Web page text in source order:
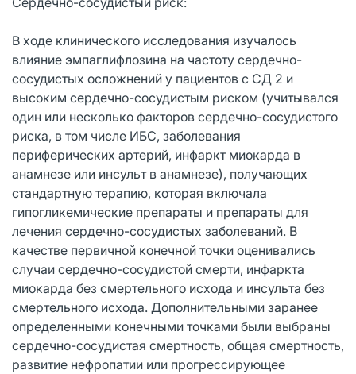
В ходе клинического исследования изучалось
влияние эмпаглифлозина на частоту сердечно-
сосудистых осложнений у пациентов с СД 2 и
высоким сердечно-сосудистым риском (учитывался
один или несколько факторов сердечно-сосудистого
риска, в том числе ИБС, заболевания
периферических артерий, инфаркт миокарда в
анамнезе или инсульт в анамнезе), получающих
стандартную терапию, которая включала
гипогликемические препараты и препараты для
лечения сердечно-сосудистых заболеваний. В
качестве первичной конечной точки оценивались
случаи сердечно-сосудистой смерти, инфаркта
миокарда без смертельного исхода и инсульта без
смертельного исхода. Дополнительными заранее
определенными конечными точками были выбраны
сердечно-сосудистая смертность, общая смертность,
развитие нефропатии или прогрессирующее